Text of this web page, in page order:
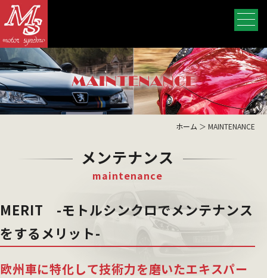
ホーム ＞ MAINTENANCE
メンテナンス
maintenance
MERIT -モトルシンクロでメンテナンス
をするメリット-
欧州車に特化して技術力を磨いたエキスパー